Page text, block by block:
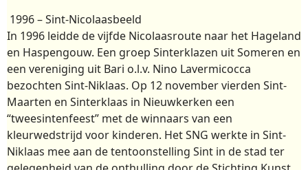
1996 – Sint-Nicolaasbeeld
In 1996 leidde de vijfde Nicolaasroute naar het Hageland
en Haspengouw. Een groep Sinterklazen uit Someren en
een vereniging uit Bari o.l.v. Nino Lavermicocca
bezochten Sint-Niklaas. Op 12 november vierden Sint-
Maarten en Sinterklaas in Nieuwkerken een
“tweesintenfeest” met de winnaars van een
kleurwedstrijd voor kinderen. Het SNG werkte in Sint-
Niklaas mee aan de tentoonstelling Sint in de stad ter